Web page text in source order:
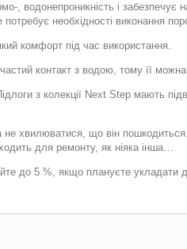
водонепроникність і забезпечує
необхідності виконання
комфорт під час використання.
контакт з водою, тому її
з колекції Next Step мають
хвилюватися, що він
для ремонту, як ніяка інша…
до 5 %, якщо плануєте